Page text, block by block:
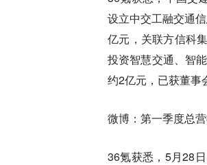
设立中交工融交通
亿元，关联方信科
投资智慧交通、智
约2亿元，已获董事
微博：第一季度总
36氪获悉，5月28